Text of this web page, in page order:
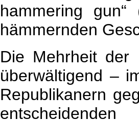
hammering
hämmernden
Die Mehrheit der
überwältigend –
Republikanern